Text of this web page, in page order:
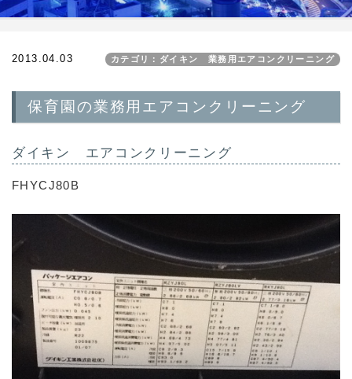
2013.04.03 カテゴリ：ダイキン 業務用エアコンクリーニング
保育園の業務用エアコンクリーニング
ダイキン エアコンクリーニング
FHYCJ80B